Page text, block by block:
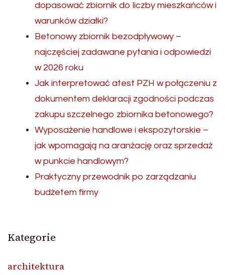
dopasować zbiornik do liczby mieszkańców i
warunków działki?
Betonowy zbiornik bezodpływowy –
najczęściej zadawane pytania i odpowiedzi
w 2026 roku
Jak interpretować atest PZH w połączeniu z
dokumentem deklaracji zgodności podczas
zakupu szczelnego zbiornika betonowego?
Wyposażenie handlowe i ekspozytorskie –
jak wpomagają na aranżację oraz sprzedaż
w punkcie handlowym?
Praktyczny przewodnik po zarządzaniu
budżetem firmy
Kategorie
architektura